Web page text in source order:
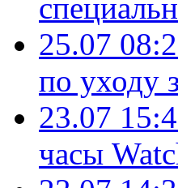
25.07
по уходу
23.07
часы